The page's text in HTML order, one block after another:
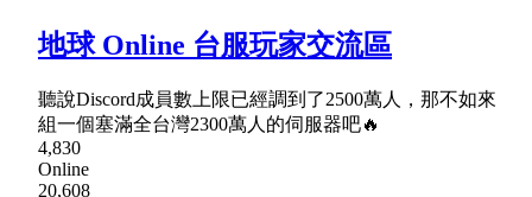
地球 Online 台服玩家交流區
聽說Discord成員數上限已經調到了2500萬人，那不如來
組一個塞滿全台灣2300萬人的伺服器吧🔥
4,830
Online
20,608